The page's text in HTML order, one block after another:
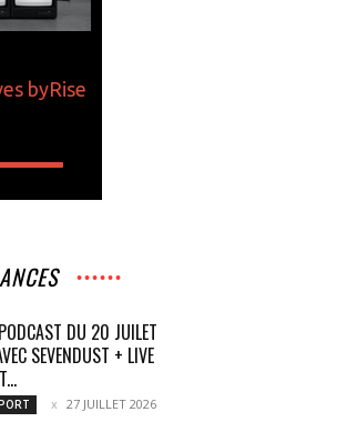
DU 20 JUILET
SEVENDUST + LIVE
27 JUILLET 2026